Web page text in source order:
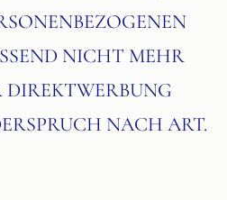
NICHT MEHR
DIREKTWERBUNG
NACH ART.